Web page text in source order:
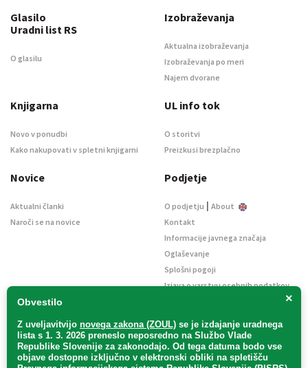
×
Obvestilo
Z uveljavitvijo novega zakona (ZOUL) se je izdajanje uradnega
lista s 1. 3. 2026 preneslo neposredno na Službo Vlade
Republike Slovenije za zakonodajo. Od tega datuma bodo vse
objave dostopne izključno v elektronski obliki na spletišču
Glasilo
Uradni list RS
O glasilu
Izobraževanja
Aktualna izobraževanja
Izobraževanja po meri
Najem dvorane
Knjigarna
Novo v ponudbi
Kako nakupovati v spletni knjigarni
UL info tok
O storitvi
Preizkusi brezplačno
Novice
Aktualni članki
Naroči se na novice
Podjetje
O podjetju | About
Kontakt
Informacije javnega značaja
Oglaševanje
Splošni pogoji
Izjava o varstvu osebnih podatkov